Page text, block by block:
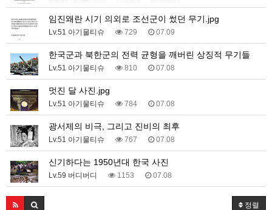
임진왜란 시기 의외로 조선군이 썼던 무기.jpg
Lv.51 아기물티슈 729 07.09
한국군과 북한군의 전력 균형을 깨버린 상징적 무기들
Lv.51 아기물티슈 810 07.08
멋진 달 사진.jpg
Lv.51 아기물티슈 784 07.08
광서제의 비극, 그리고 진비의 최후
Lv.51 아기물티슈 767 07.08
신기하다는 1950년대 한국 사진
Lv.59 버디버디 1153 07.08
정렬